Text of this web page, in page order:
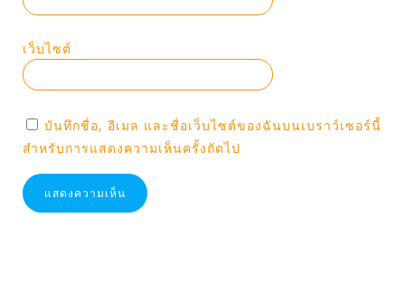
เว็บไซต์
บันทึกชื่อ, อีเมล และชื่อเว็บไซต์ของฉันบนเบราว์เซอร์นี้
สำหรับการแสดงความเห็นครั้งถัดไป